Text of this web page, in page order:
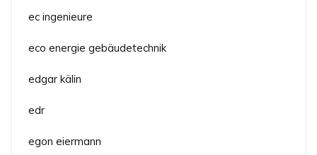
ec ingenieure
eco energie gebäudetechnik
edgar kälin
edr
egon eiermann